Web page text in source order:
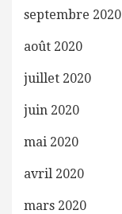
septembre 2020
août 2020
juillet 2020
juin 2020
mai 2020
avril 2020
mars 2020